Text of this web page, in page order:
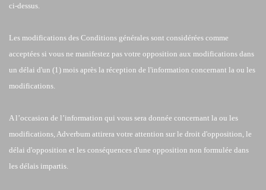
ci-dessus.
Les modifications des Conditions générales sont considérées comme
acceptées si vous ne manifestez pas votre opposition aux modifications dans
un délai d'un (1) mois après la réception de l'information concernant la ou les
modifications.
A l’occasion de l’information qui vous sera donnée concernant la ou les
modifications, Adverbum attirera votre attention sur le droit d'opposition, le
délai d'opposition et les conséquences d'une opposition non formulée dans
les délais impartis.